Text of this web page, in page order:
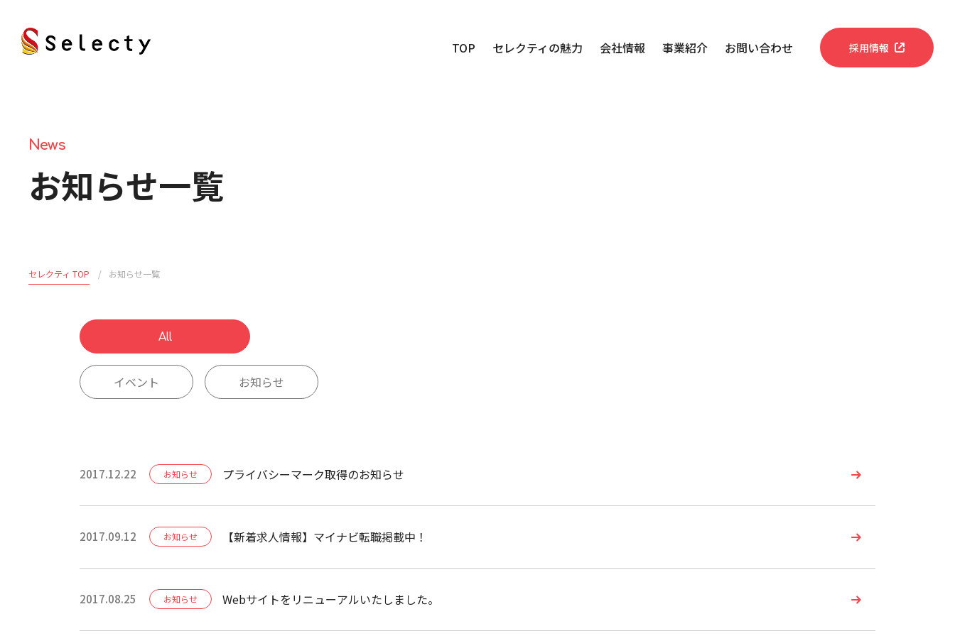
TOP セレクティの魅力 会社情報 事業紹介 お問い合わせ 採用情報
News
お知らせ一覧
セレクティ TOP お知らせ一覧
All
イベント お知らせ
2017.12.22 お知らせ プライバシーマーク取得のお知らせ
2017.09.12 お知らせ 【新着求人情報】マイナビ転職掲載中！
2017.08.25 お知らせ Webサイトをリニューアルいたしました。